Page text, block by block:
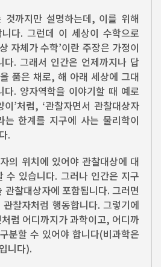
것까지만 설명하는데, 이를 위해
다. 그런데 이 세상이 수학으로
자체가 수학’이란 주장은 가정이
다. 그래서 인간은 언제까지나 답
품은 채로, 해 아래 세상에 그대
. 양자역학을 이야기할 때 예로
’처럼, ‘관찰자면서 관찰대상자
는 한계를 지구에 사는 물리학이
.
의 위치에 있어야 관찰대상에 대
수 있습니다. 그러나 인간은 지구
찰대상자에 포함됩니다. 그러면
찰자처럼 행동합니다. 그렇기에
럼 어디까지가 과학이고, 어디까
분할 수 있어야 합니다(비과학은
니다).